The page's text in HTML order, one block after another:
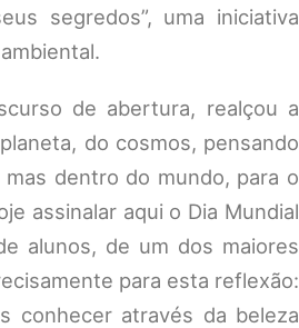
segredos”, uma iniciativa
de abertura, realçou a
do cosmos, pensando
dentro do mundo, para o
assinalar aqui o Dia Mundial
alunos, de um dos maiores
para esta reflexão:
conhecer através da beleza